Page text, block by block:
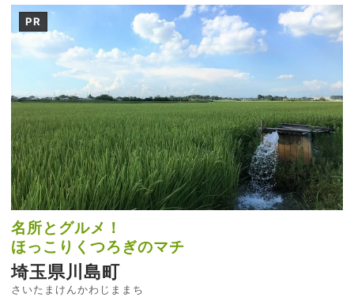
PR
名所とグルメ！
ほっこりくつろぎのマチ
埼玉県川島町
さいたまけんかわじままち